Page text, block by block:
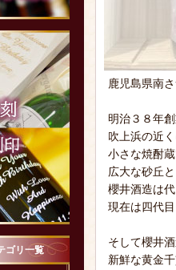
ゴリ一覧
鹿児島県南
明治３８年
吹上浜の近く
小さな焼酎
広大な砂丘
櫻井酒造は
現在は四代
そして櫻井
新鮮な黄金